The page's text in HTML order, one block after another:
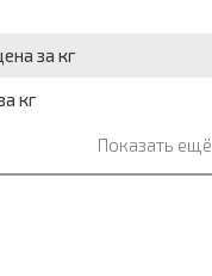
за кг
кг
Показать ещё